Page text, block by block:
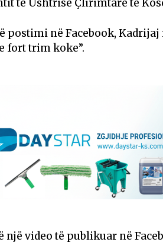
të Ushtrisë Çlirimtare të
postimi në Facebook,
fort trim koke”.
një video të publikuar në